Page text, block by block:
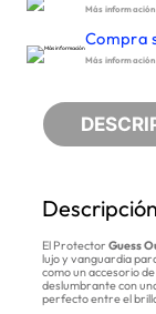
Más información
Compra
Más información
El ProtectorGuess
lujo y vanguardia
como un accesorio
deslumbrante con
perfecto entre el